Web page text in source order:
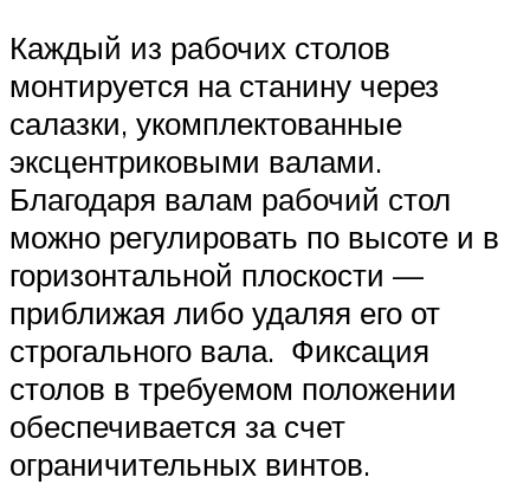
Каждый из рабочих столов
монтируется на станину через
салазки, укомплектованные
эксцентриковыми валами.
Благодаря валам рабочий стол
можно регулировать по высоте и в
горизонтальной плоскости —
приближая либо удаляя его от
строгального вала. Фиксация
столов в требуемом положении
обеспечивается за счет
ограничительных винтов.